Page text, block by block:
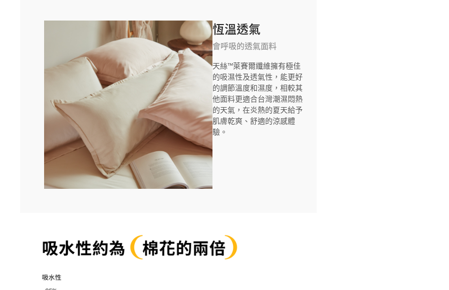
恆溫透氣
會呼吸的透氣面料
天絲™萊賽爾纖維擁有極佳
的吸濕性及透氣性，能更好
的調節溫度和濕度，相較其
他面料更適合台灣潮濕悶熱
的天氣，在炎熱的夏天給予
肌膚乾爽、舒適的涼感體
驗。